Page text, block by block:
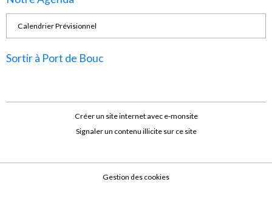
Calendrier Prévisionnel
Sortir à Port de Bouc
Créer un site internet avec e-monsite
Signaler un contenu illicite sur ce site
Gestion des cookies